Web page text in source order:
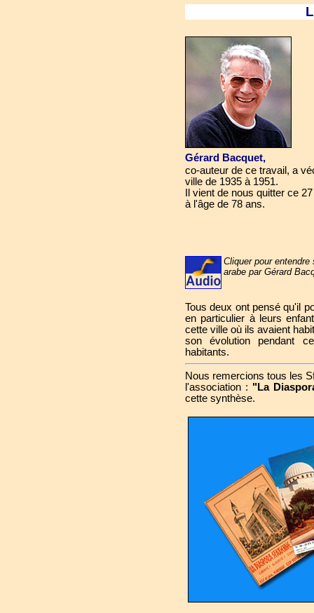
Gérard Bacquet,
co-auteur de ce travail, a
ville de 1935 à 1951.
Il vient de nous quitter ce
à l'âge de 78 ans.
Cliquer pour
arabe par Gérard
Tous deux ont pensé qu'il
en particulier à leurs
cette ville où ils avaient
son évolution pendant
habitants.
Nous remercions tous les
l'association : "La
cette synthèse.